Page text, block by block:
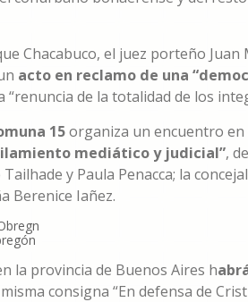
Chacabuco, el juez porteño
acto en reclamo de una
“renuncia de la totalidad de los
15organiza un encuentro en
mediático y judicial”,
y Paula Penacca; la
Berenice Iañez.
la provincia de Buenos Aires h
consigna “En defensa de